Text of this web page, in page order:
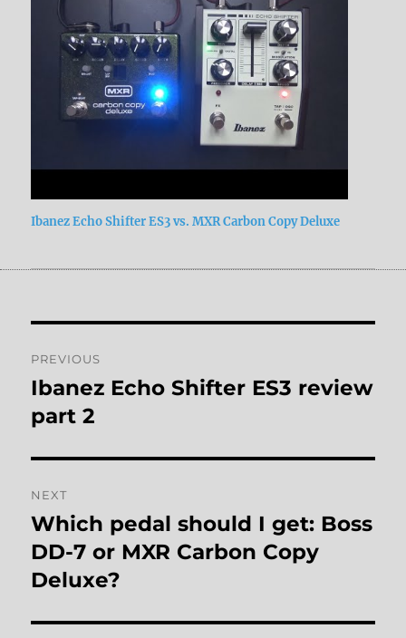
Ibanez Echo Shifter ES3 vs. MXR Carbon Copy Deluxe
navigation
PREVIOUS
Previous
post:
Ibanez Echo Shifter ES3 review
part 2
NEXT
Next
post:
Which pedal should I get: Boss
DD-7 or MXR Carbon Copy
Deluxe?